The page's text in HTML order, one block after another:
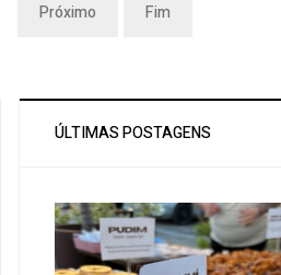
Próximo Fim
ÚLTIMAS POSTAGENS